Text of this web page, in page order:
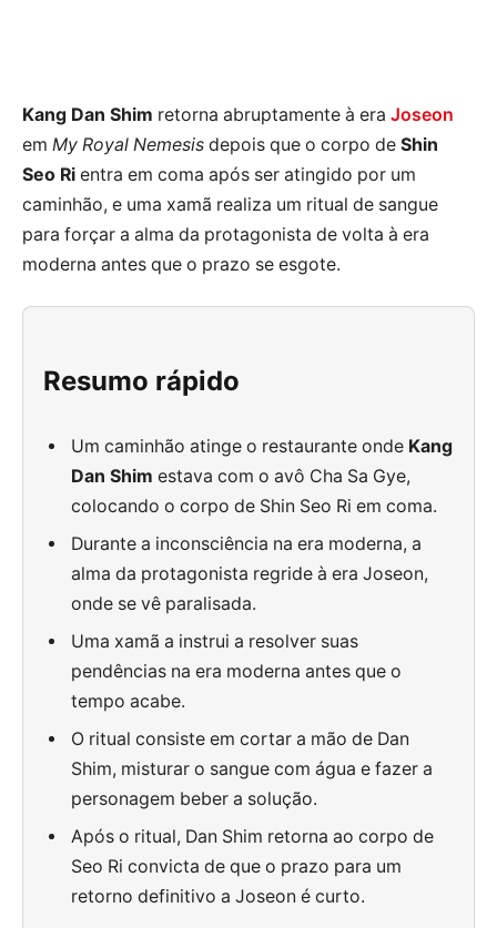
Kang Dan Shim retorna abruptamente à era Joseon
em My Royal Nemesis depois que o corpo de Shin
Seo Ri entra em coma após ser atingido por um
caminhão, e uma xamã realiza um ritual de sangue
para forçar a alma da protagonista de volta à era
moderna antes que o prazo se esgote.
Resumo rápido
Um caminhão atinge o restaurante onde Kang
Dan Shim estava com o avô Cha Sa Gye,
colocando o corpo de Shin Seo Ri em coma.
Durante a inconsciência na era moderna, a
alma da protagonista regride à era Joseon,
onde se vê paralisada.
Uma xamã a instrui a resolver suas
pendências na era moderna antes que o
tempo acabe.
O ritual consiste em cortar a mão de Dan
Shim, misturar o sangue com água e fazer a
personagem beber a solução.
Após o ritual, Dan Shim retorna ao corpo de
Seo Ri convicta de que o prazo para um
retorno definitivo a Joseon é curto.